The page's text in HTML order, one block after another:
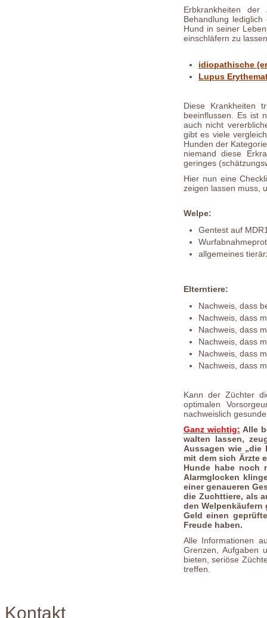
Erbkrankheiten der
Behandlung
Hund in seiner
einschläfern zu
idiopathische
Lupus
Diese Krankheiten
beeinflussen. Es ist
auch nicht
gibt es viele
Hunden der
niemand diese
geringes
Hier nun eine
zeigen lassen muss,
Welpe:
Gentest auf
allgemeines
Elterntiere:
Nachweis, dass
Nachweis, dass
Nachweis, dass
Nachweis, dass
Nachweis, dass
Nachweis, dass
Kann der Züchter
optimalen
nachweislich
Ganz wichtig: Alle
walten lassen,
Aussagen wie „die
mit dem sich Ärzte
Hunde habe noch
Alarmglocken
einer genaueren
die Zuchttiere, als
den Welpenkäufern
Geld einen
Freude haben.
Alle Informationen
Grenzen, Aufgaben
bieten, seriöse
treffen.
Kontakt